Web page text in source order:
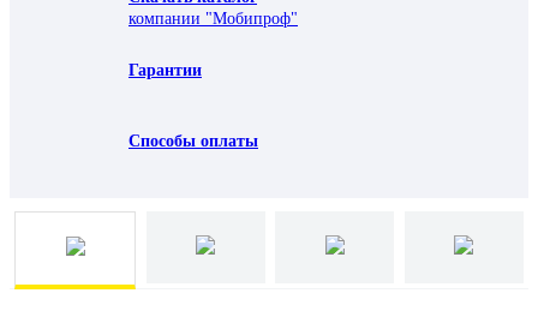
компании "Мобипроф"
Гарантии
Способы оплаты